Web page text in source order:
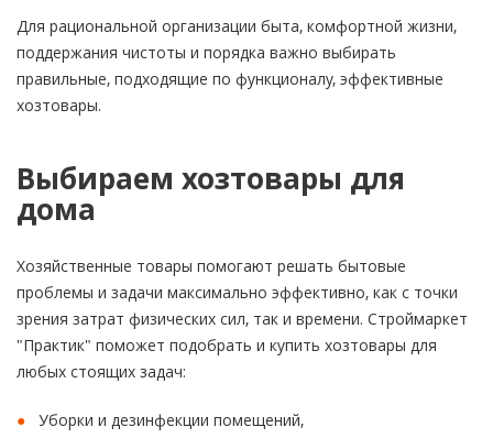
Для рациональной организации быта, комфортной жизни,
поддержания чистоты и порядка важно выбирать
правильные, подходящие по функционалу, эффективные
хозтовары.
Выбираем хозтовары для
дома
Хозяйственные товары помогают решать бытовые
проблемы и задачи максимально эффективно, как с точки
зрения затрат физических сил, так и времени. Строймаркет
"Практик" поможет подобрать и купить хозтовары для
любых стоящих задач:
Уборки и дезинфекции помещений,